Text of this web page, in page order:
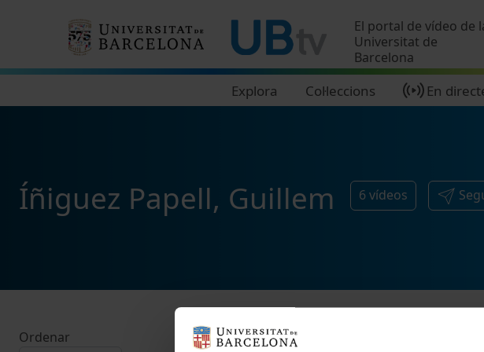
El portal de vídeo de
Universitat de
Barcelona
Explora Col·leccions En
Íñiguez Papell, Guillem 6 vídeos
Ordenar